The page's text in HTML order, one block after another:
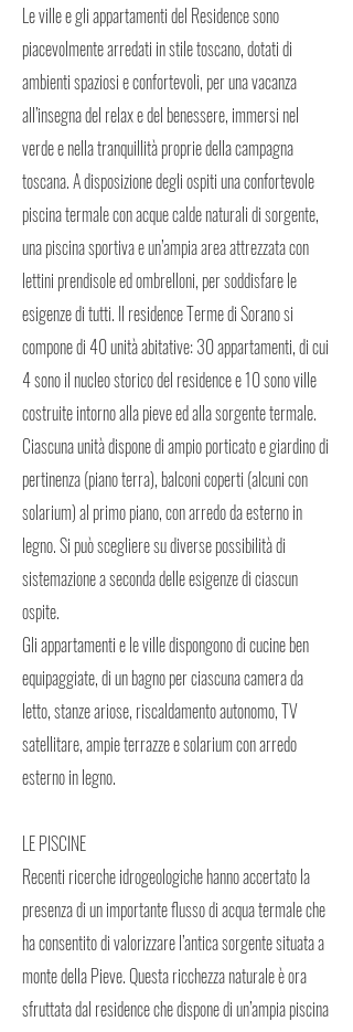
Le ville e gli appartamenti del Residence sono
piacevolmente arredati in stile toscano, dotati di
ambienti spaziosi e confortevoli, per una vacanza
all’insegna del relax e del benessere, immersi nel
verde e nella tranquillità proprie della campagna
toscana. A disposizione degli ospiti una confortevole
piscina termale con acque calde naturali di sorgente,
una piscina sportiva e un’ampia area attrezzata con
lettini prendisole ed ombrelloni, per soddisfare le
esigenze di tutti. Il residence Terme di Sorano si
compone di 40 unità abitative: 30 appartamenti, di cui
4 sono il nucleo storico del residence e 10 sono ville
costruite intorno alla pieve ed alla sorgente termale.
Ciascuna unità dispone di ampio porticato e giardino di
pertinenza (piano terra), balconi coperti (alcuni con
solarium) al primo piano, con arredo da esterno in
legno. Si può scegliere su diverse possibilità di
sistemazione a seconda delle esigenze di ciascun
ospite.
Gli appartamenti e le ville dispongono di cucine ben
equipaggiate, di un bagno per ciascuna camera da
letto, stanze ariose, riscaldamento autonomo, TV
satellitare, ampie terrazze e solarium con arredo
esterno in legno.
LE PISCINE
Recenti ricerche idrogeologiche hanno accertato la
presenza di un importante flusso di acqua termale che
ha consentito di valorizzare l’antica sorgente situata a
monte della Pieve. Questa ricchezza naturale è ora
sfruttata dal residence che dispone di un’ampia piscina